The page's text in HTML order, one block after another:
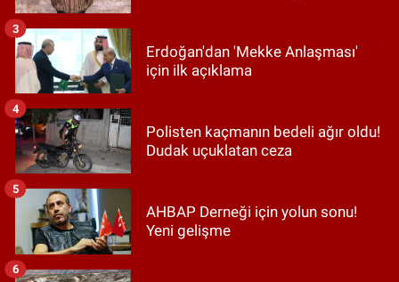
Erdoğan'dan 'Mekke Anlaşması'
için ilk açıklama
3
Polisten kaçmanın bedeli ağır oldu!
Dudak uçuklatan ceza
4
AHBAP Derneği için yolun sonu!
Yeni gelişme
5
6